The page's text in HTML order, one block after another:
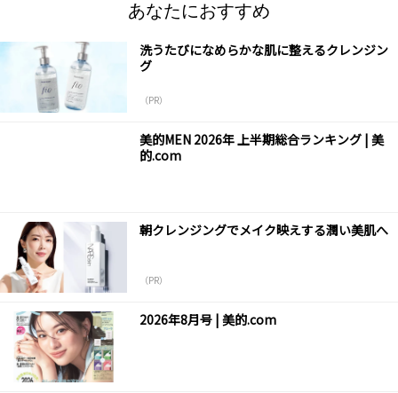
あなたにおすすめ
洗うたびになめらかな肌に整えるクレンジン
グ
（PR）
美的MEN 2026年 上半期総合ランキング | 美
的.com
朝クレンジングでメイク映えする潤い美肌へ
（PR）
2026年8月号 | 美的.com